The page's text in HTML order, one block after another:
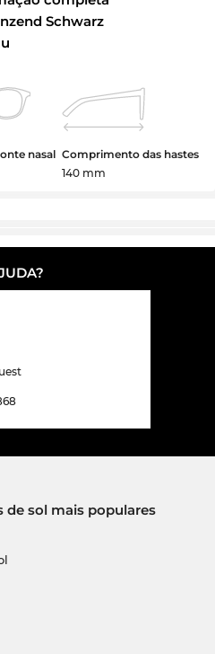
Schwarz
nasal Comprimento das hastes
140 mm
de sol mais populares